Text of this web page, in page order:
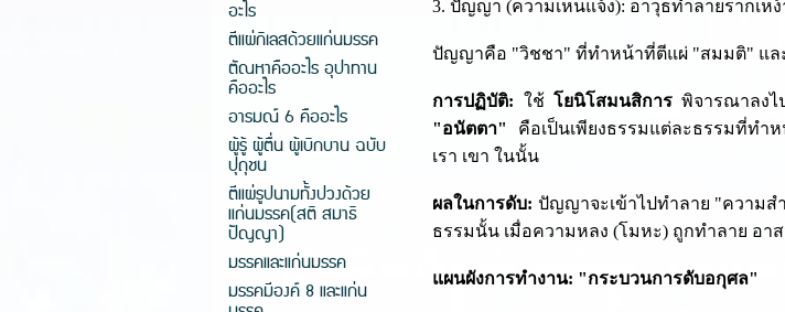
อะไร
ตีแผ่กิเลสด้วยแก่นมรรค
ตัณหาคืออะไร อุปาทาน
คืออะไร
อารมณ์ 6 คืออะไร
ผู้รู้ ผู้ตื่น ผู้เบิกบาน ฉบับ
ปุถุชน
ตีแผ่รูปนามทั้งปวงด้วย
แก่นมรรค(สติ สมาธิ
ปัญญา)
มรรคและแก่นมรรค
มรรคมีองค์ 8 และแก่น
3. ปัญญา (ความเห็นแจ้ง): อาวุธทำลายรากเหง้
ปัญญาคือ "วิชชา" ที่ทำหน้าที่ตีแผ่ "สมมติ" แล
การปฏิบัติ: ใช้ โยนิโสมนสิการพิจารณาลงไ
"อนัตตา"
คือเป็นเพียงธรรมแต่ละธรรมที่ท
เรา เขา ในนั้น
ผลในการดับ: ปัญญาจะเข้าไปทำลาย "ความส
ธรรมนั้น เมื่อความหลง (โมหะ) ถูกทำลาย อ
แผนผังการทำงาน: "กระบวนการดับอกุศล"